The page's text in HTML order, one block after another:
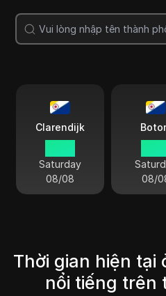
Clarendijk
Saturday
08/08
08/
Thời gian hiện tại
nổi tiếng trên